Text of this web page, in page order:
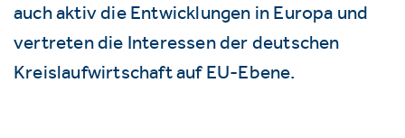
auch aktiv die Entwicklungen in Europa und
vertreten die Interessen der deutschen
Kreislaufwirtschaft auf EU-Ebene.